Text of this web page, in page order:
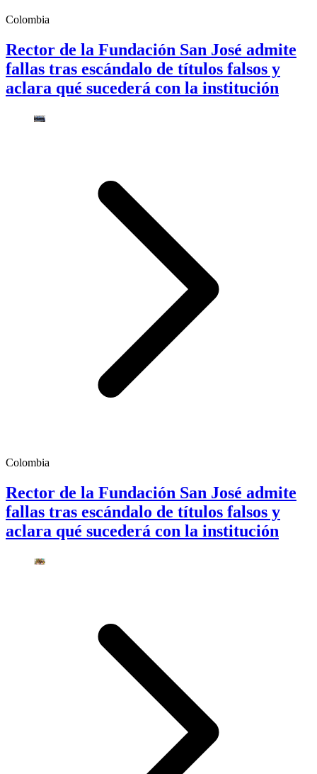
Colombia
Rector de la Fundación San José admite
fallas tras escándalo de títulos falsos y
aclara qué sucederá con la institución
Colombia
Rector de la Fundación San José admite
fallas tras escándalo de títulos falsos y
aclara qué sucederá con la institución